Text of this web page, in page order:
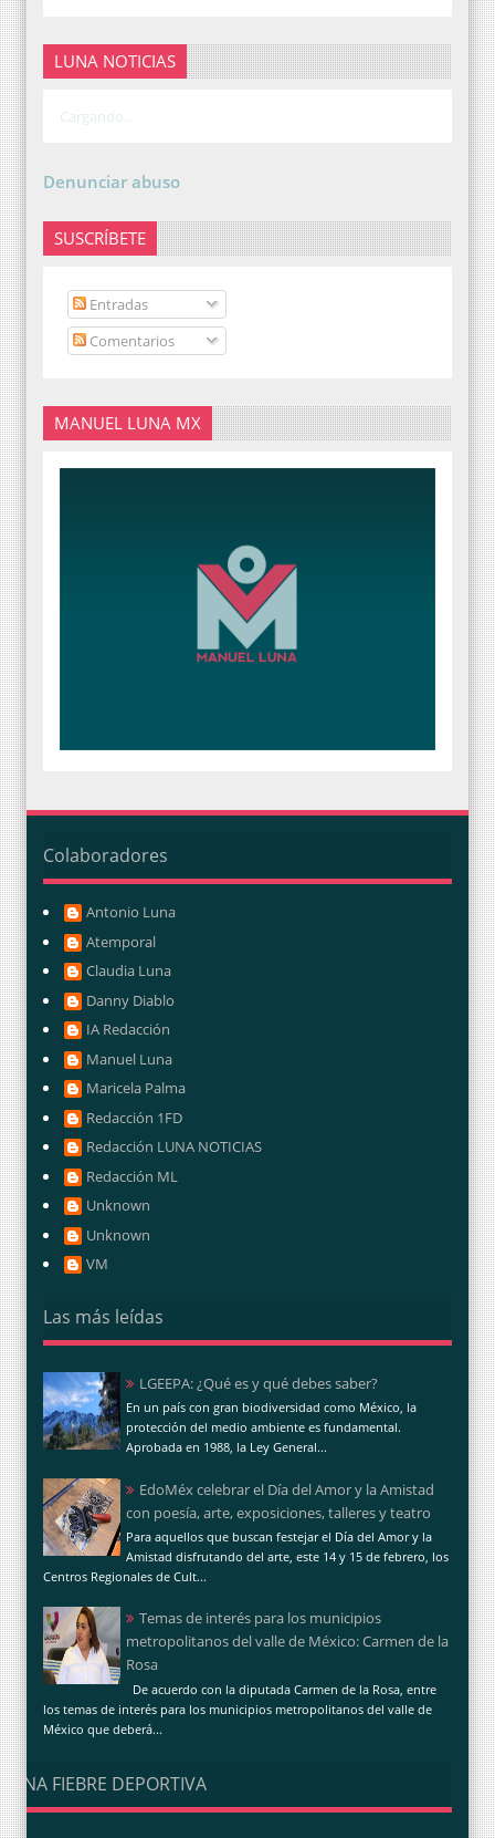
LUNA NOTICIAS
Cargando...
Denunciar abuso
SUSCRÍBETE
Entradas
Comentarios
MANUEL LUNA MX
Colaboradores
Antonio Luna
Atemporal
Claudia Luna
Danny Diablo
IA Redacción
Manuel Luna
Maricela Palma
Redacción 1FD
Redacción LUNA NOTICIAS
Redacción ML
Unknown
Unknown
VM
Las más leídas
LGEEPA: ¿Qué es y qué debes saber?
En un país con gran biodiversidad como México, la
protección del medio ambiente es fundamental.
Aprobada en 1988, la Ley General...
EdoMéx celebrar el Día del Amor y la Amistad
con poesía, arte, exposiciones, talleres y teatro
Para aquellos que buscan festejar el Día del Amor y la
Amistad disfrutando del arte, este 14 y 15 de febrero, los
Centros Regionales de Cult...
Temas de interés para los municipios
metropolitanos del valle de México: Carmen de la
Rosa
De acuerdo con la diputada Carmen de la Rosa, entre
los temas de interés para los municipios metropolitanos del valle de
México que deberá...
UNA FIEBRE DEPORTIVA